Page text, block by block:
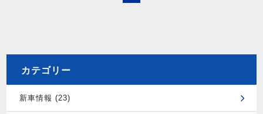
カテゴリー
新車情報 (23)